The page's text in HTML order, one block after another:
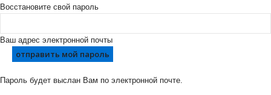
Восстановите свой пароль
Ваш адрес электронной почты
Пароль будет выслан Вам по электронной почте.